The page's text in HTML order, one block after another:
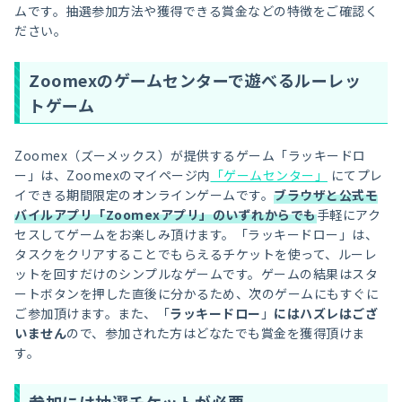
ムです。抽選参加方法や獲得できる賞金などの特徴をご確認く
ださい。
Zoomexのゲームセンターで遊べるルーレッ
トゲーム
Zoomex（ズーメックス）が提供するゲーム「ラッキードロ
ー」は、Zoomexのマイページ内 「ゲームセンター」
にてプレ
イできる期間限定のオンラインゲームです。 ブラウザと公式モ
バイルアプリ「Zoomexアプリ」のいずれからでも手軽にアク
セスしてゲームをお楽しみ頂けます。「ラッキードロー」は、
タスクをクリアすることでもらえるチケットを使って、ルーレ
ットを回すだけのシンプルなゲームです。ゲームの結果はスタ
ートボタンを押した直後に分かるため、次のゲームにもすぐに
ご参加頂けます。また、「ラッキードロー 」 にはハズレはござ
いませんので、参加された方はどなたでも賞金を獲得頂けま
す。